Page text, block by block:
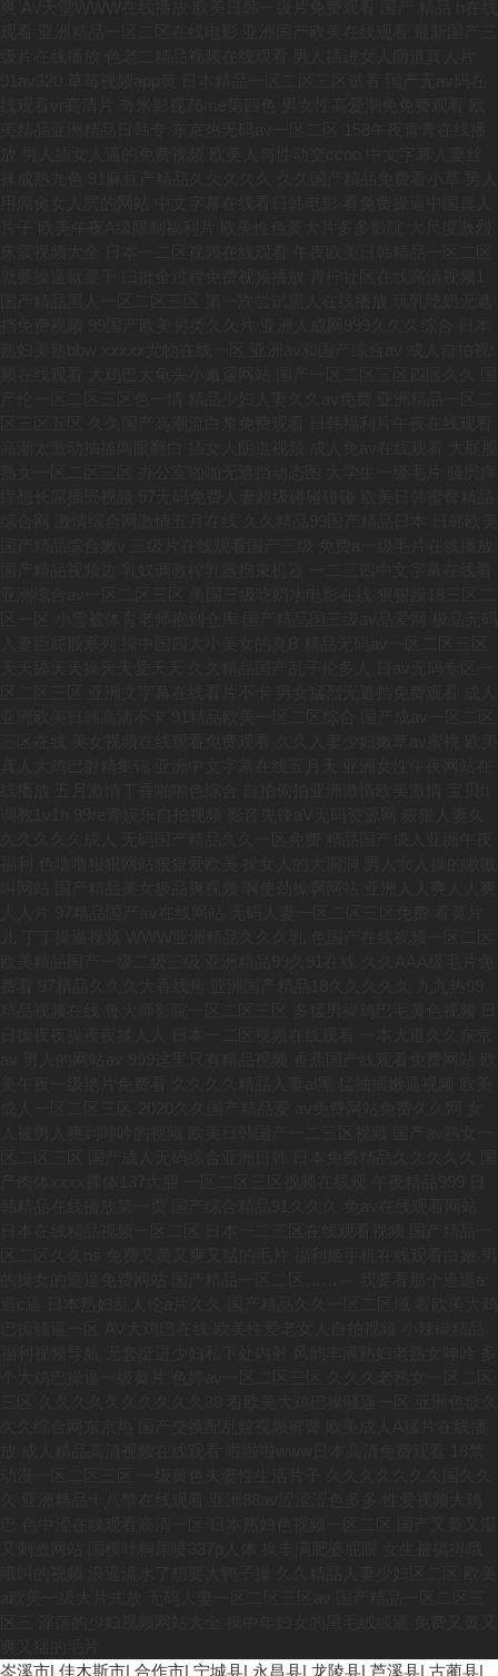
岑溪市| 佳木斯市| 合作市| 宁城县| 永昌县| 龙陵县| 芦溪县| 古蔺县|